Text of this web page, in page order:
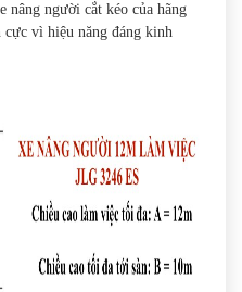
nâng người cắt kéo của hãng
vì hiệu năng đáng kinh